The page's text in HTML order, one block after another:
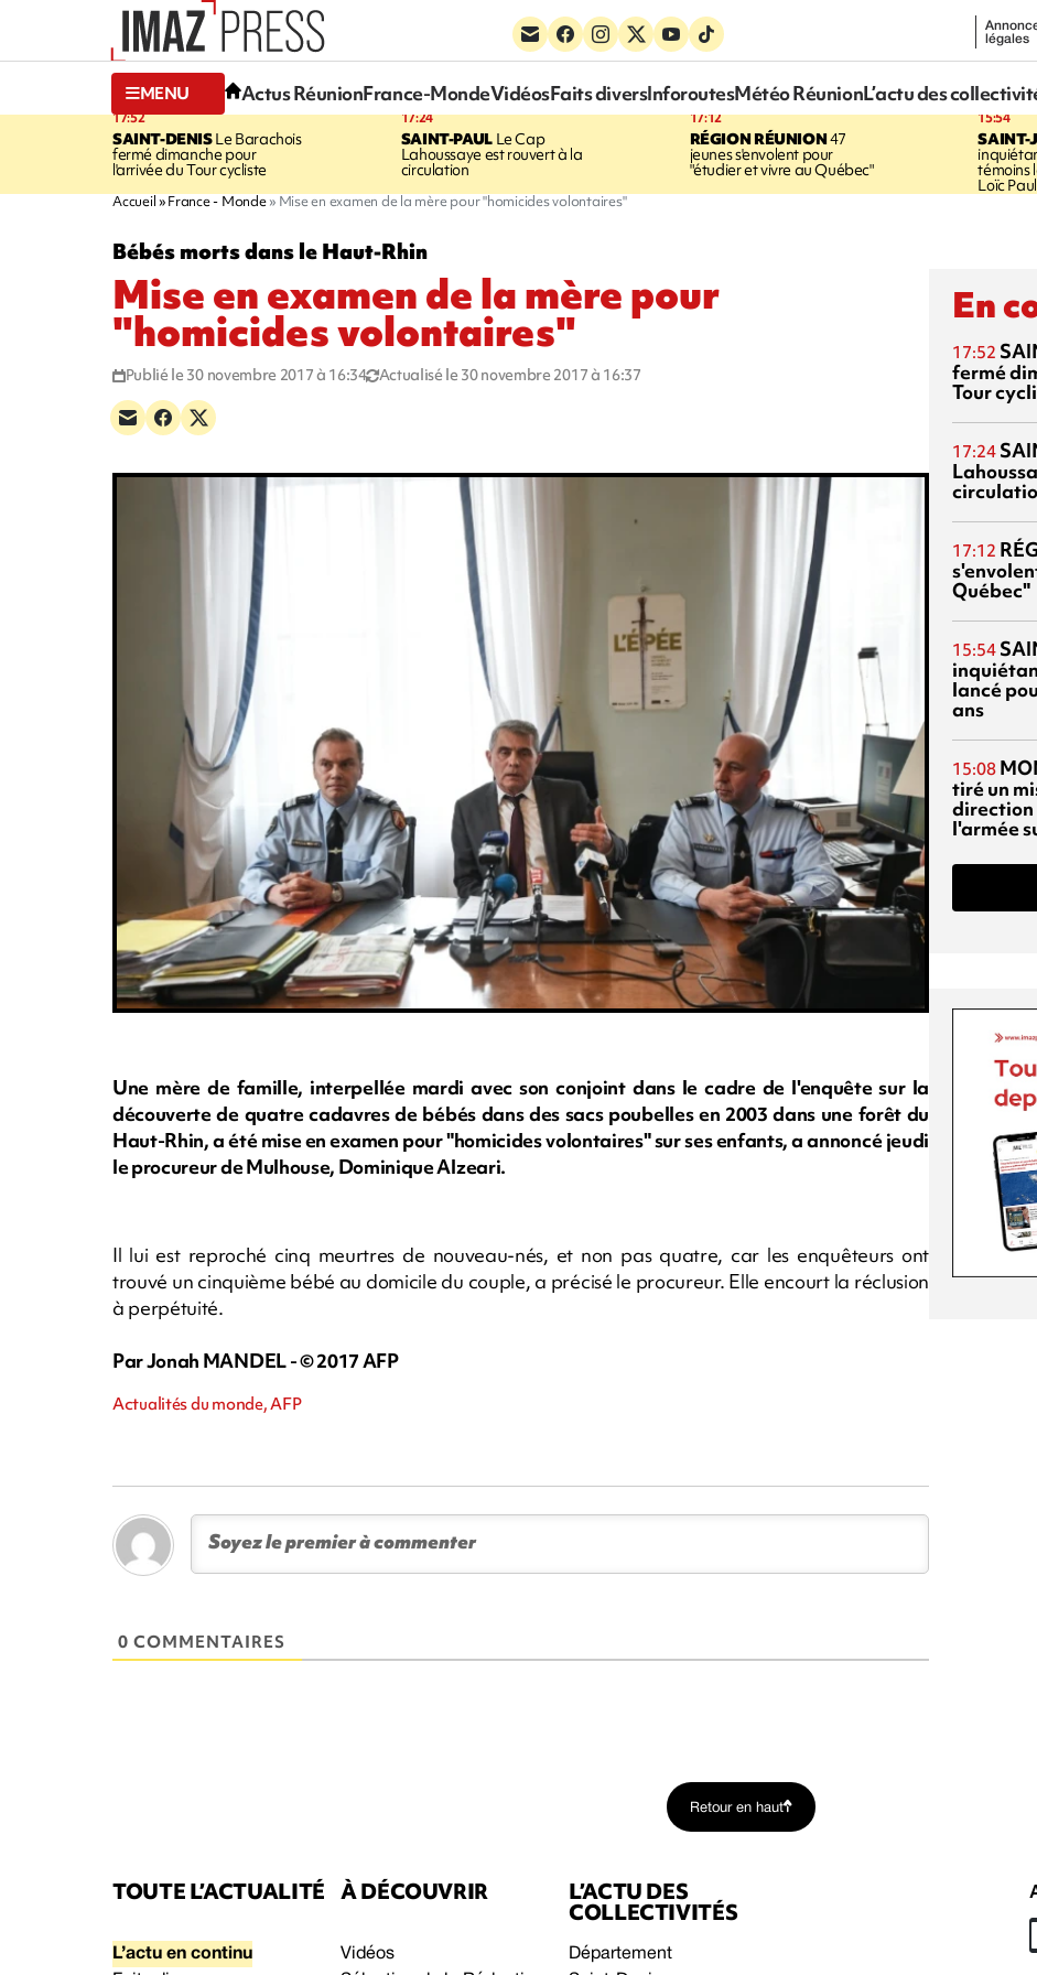
légales
MENU Actus RéunionFrance-MondeVidéosFaits diversInforoutesMétéo RéunionL’actu des
17:52
SAINT-DENISLe Barachois
fermé dimanche pour
l'arrivée du Tour cycliste
17:24
SAINT-PAULLe Cap
Lahoussaye est rouvert à la
circulation
17:12
RÉGION RÉUNION47
jeunes s'envolent pour
"étudier et vivre au Québec"
15:54
SAINT-
témoins
Loïc
Accueil France - Monde Mise en examen de la mère pour "homicides volontaires"
Bébés morts dans le Haut-Rhin
Mise en examen de la mère pour
"homicides volontaires"
Publié le 30 novembre 2017 à 16:34 Actualisé le 30 novembre 2017 à 16:37
Une mère de famille, interpellée mardi avec son conjoint dans le cadre de l'enquête sur la
découverte de quatre cadavres de bébés dans des sacs poubelles en 2003 dans une forêt du
Haut-Rhin, a été mise en examen pour "homicides volontaires" sur ses enfants, a annoncé jeudi
le procureur de Mulhouse, Dominique Alzeari.
Il lui est reproché cinq meurtres de nouveau-nés, et non pas quatre, car les enquêteurs ont
trouvé un cinquième bébé au domicile du couple, a précisé le procureur. Elle encourt la réclusion
à perpétuité.
Par Jonah MANDEL - © 2017 AFP
Actualités du monde, AFP
0 COMMENTAIRES
En
17:52
fermé
Tour
17:24
17:12
Québec"
15:54
lancé
ans
15:08
tiré un
direction
l'armée
Retour en haut
TOUTE L’ACTUALITÉ
L’actu en continu
À DÉCOUVRIR
Vidéos
L’ACTU DES
COLLECTIVITÉS
Département